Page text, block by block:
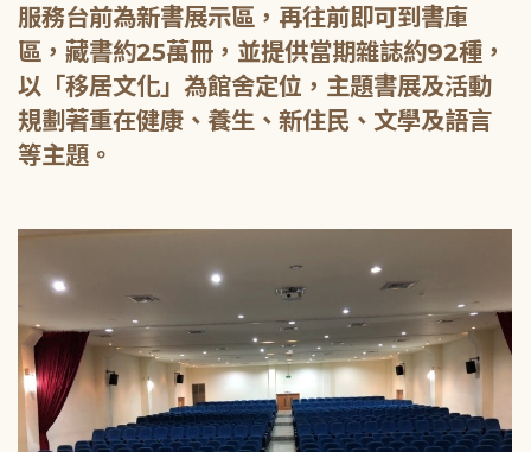
服務台前為新書展示區，再往前即可到書庫
區，藏書約25萬冊，並提供當期雜誌約92種，
以「移居文化」為館舍定位，主題書展及活動
規劃著重在健康、養生、新住民、文學及語言
等主題。